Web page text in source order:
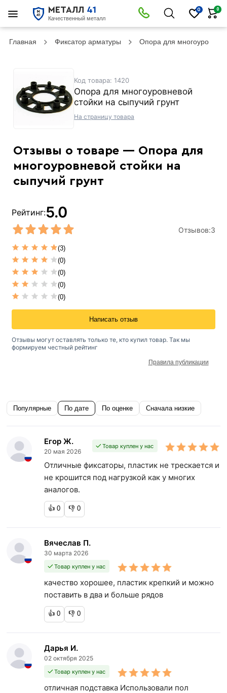
МЕТАЛЛ 41
Качественный металл
0 0
Главная Фиксатор арматуры Опора для
Код товара: 1420
Опора для многоуровневой
стойки на сыпучий грунт
На страницу товара
Отзывы о товаре — Опора для
многоуровневой стойки на
сыпучий грунт
Популярные По дате По оценке Сначала низкие
Егор Ж.
20 мая 2026
Товар куплен у нас
Отличные фиксаторы, пластик не трескается и
не крошится под нагрузкой как у многих
аналогов.
👍0 👎0
Вячеслав П.
30 марта 2026
Товар куплен у нас
качество хорошее, пластик крепкий и можно
поставить в два и больше рядов
👍0 👎0
Дарья И.
02 октября 2025
Товар куплен у нас
отличная подставка Использовали пол
Рейтинг:5.0
Отзывов:3
(3)
(0)
(0)
(0)
(0)
Написать отзыв
Отзывы могут оставлять только те, кто купил товар. Так мы
формируем честный рейтинг
Правила публикации